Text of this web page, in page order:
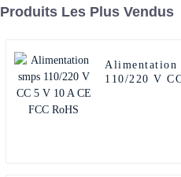
Produits Les Plus Vendus
Alimentation
110/220 V